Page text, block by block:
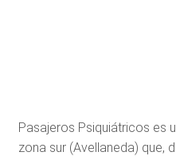
Pasajeros Psiquiátricos es
zona sur (Avellaneda) que,